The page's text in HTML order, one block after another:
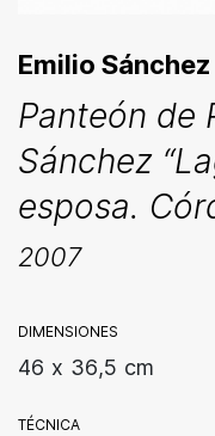
Emilio
Panteón de
Sánchez
esposa.
2007
DIMENSIONES
46 x 36,5 cm
TÉCNICA